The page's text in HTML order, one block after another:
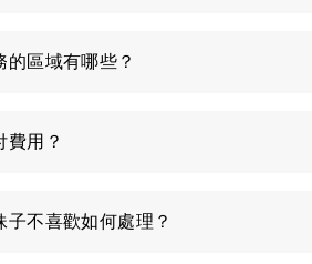
的區域有哪些？
費用？
子不喜歡如何處理？